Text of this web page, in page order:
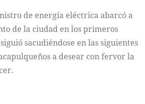
de energía eléctrica abarcó a
de la ciudad en los primeros
sacudiéndose en las siguientes
a desear con fervor la